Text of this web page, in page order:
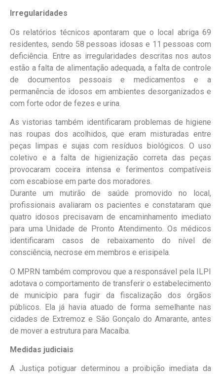
Irregularidades
Os relatórios técnicos apontaram que o local abriga 69
residentes, sendo 58 pessoas idosas e 11 pessoas com
deficiência. Entre as irregularidades descritas nos autos
estão a falta de alimentação adequada, a falta de controle
de documentos pessoais e medicamentos e a
permanência de idosos em ambientes desorganizados e
com forte odor de fezes e urina.
As vistorias também identificaram problemas de higiene
nas roupas dos acolhidos, que eram misturadas entre
peças limpas e sujas com resíduos biológicos. O uso
coletivo e a falta de higienização correta das peças
provocaram coceira intensa e ferimentos compatíveis
com escabiose em parte dos moradores.
Durante um mutirão de saúde promovido no local,
profissionais avaliaram os pacientes e constataram que
quatro idosos precisavam de encaminhamento imediato
para uma Unidade de Pronto Atendimento. Os médicos
identificaram casos de rebaixamento do nível de
consciência, necrose em membros e erisipela.
O MPRN também comprovou que a responsável pela ILPI
adotava o comportamento de transferir o estabelecimento
de município para fugir da fiscalização dos órgãos
públicos. Ela já havia atuado de forma semelhante nas
cidades de Extremoz e São Gonçalo do Amarante, antes
de mover a estrutura para Macaíba.
Medidas judiciais
A Justiça potiguar determinou a proibição imediata da